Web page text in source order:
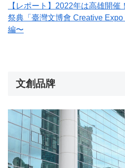
【レポート】2022年は高雄開
祭典「臺灣文博會 Creative
編〜
文創品牌